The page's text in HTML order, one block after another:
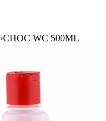
›CHOC WC 500ML